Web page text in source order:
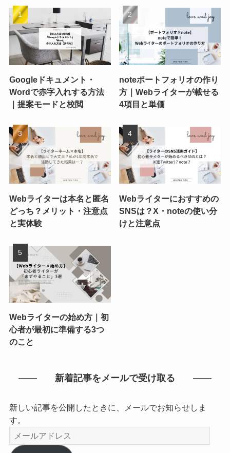
Googleドキュメント・
Wordで赤字入れする方法
｜提案モードと校閲
noteポートフォリオの作り
方｜Webライターが載せる
4項目と単価
Webライターは本名と匿名
どっち？メリット・注意点
と実体験
Webライターにおすすめの
SNSは？X・noteの使い分
けと注意点
Webライターの始め方｜初
心者が最初に準備する3つ
のこと
新着記事をメールで受け取る
新しい記事を公開したときに、メールでお知らせしま
す。
メ
ー